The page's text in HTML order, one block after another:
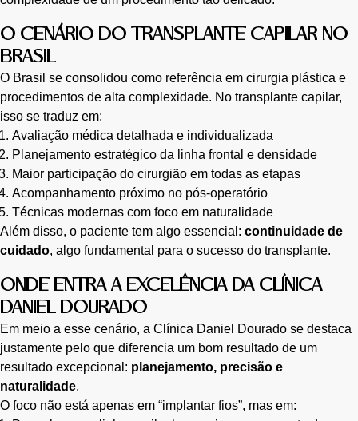
O CENÁRIO DO TRANSPLANTE CAPILAR NO
BRASIL
O Brasil se consolidou como referência em cirurgia plástica e
procedimentos de alta complexidade. No transplante capilar,
isso se traduz em:
Avaliação médica detalhada e individualizada
Planejamento estratégico da linha frontal e densidade
Maior participação do cirurgião em todas as etapas
Acompanhamento próximo no pós-operatório
Técnicas modernas com foco em naturalidade
Além disso, o paciente tem algo essencial: continuidade de
cuidado, algo fundamental para o sucesso do transplante.
ONDE ENTRA A EXCELÊNCIA DA CLÍNICA
DANIEL DOURADO
Em meio a esse cenário, a Clínica Daniel Dourado se destaca
justamente pelo que diferencia um bom resultado de um
resultado excepcional: planejamento, precisão e
naturalidade.
O foco não está apenas em “implantar fios”, mas em: